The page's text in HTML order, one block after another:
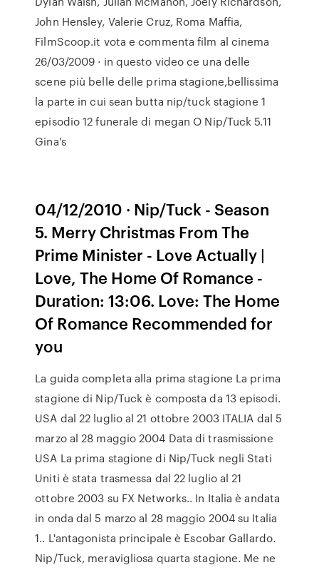
John Hensley, Valerie Cruz, Roma Maffia,
FilmScoop.it vota e commenta film al cinema
26/03/2009 · in questo video ce una delle
scene più belle delle prima stagione,bellissima
la parte in cui sean butta nip/tuck stagione 1
episodio 12 funerale di megan O Nip/Tuck 5.11
Gina's
04/12/2010 · Nip/Tuck - Season
5. Merry Christmas From The
Prime Minister - Love Actually |
Love, The Home Of Romance -
Duration: 13:06. Love: The Home
Of Romance Recommended for
you
La guida completa alla prima stagione La prima
stagione di Nip/Tuck è composta da 13 episodi.
USA dal 22 luglio al 21 ottobre 2003 ITALIA dal 5
marzo al 28 maggio 2004 Data di trasmissione
USA La prima stagione di Nip/Tuck negli Stati
Uniti è stata trasmessa dal 22 luglio al 21
ottobre 2003 su FX Networks.. In Italia è andata
in onda dal 5 marzo al 28 maggio 2004 su Italia
1.. L'antagonista principale è Escobar Gallardo.
Nip/Tuck, meravigliosa quarta stagione. Me ne